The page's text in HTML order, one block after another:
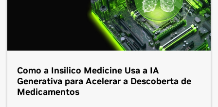
aplicações onde quer que estejam, do edge à nuvem.
Conecte-se
Conecte-se
Como a Insilico Medicine Usa a IA
Generativa para Acelerar a Descoberta de
Medicamentos